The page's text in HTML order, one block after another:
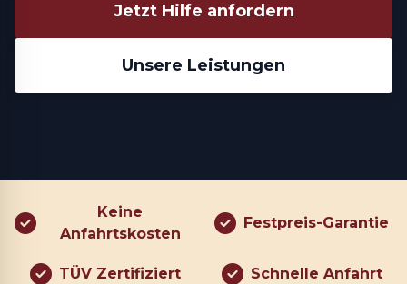
Jetzt Hilfe anfordern
Unsere Leistungen
Keine
Anfahrtskosten
Festpreis-Garantie
TÜV Zertifiziert Schnelle Anfahrt